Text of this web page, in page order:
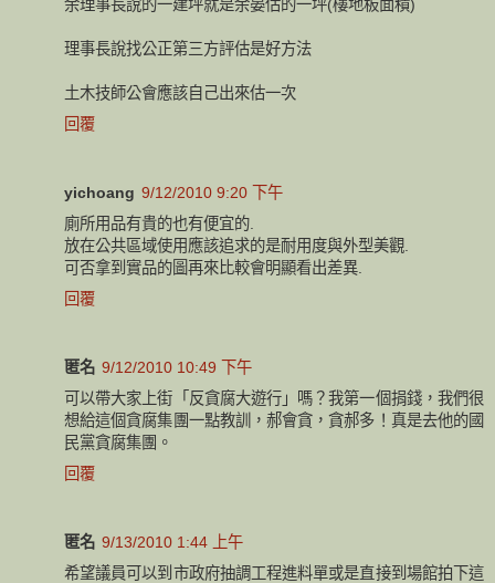
余理事長說的一建坪就是余晏估的一坪(樓地板面積)
理事長說找公正第三方評估是好方法
土木技師公會應該自己出來估一次
回覆
yichoang 9/12/2010 9:20 下午
廁所用品有貴的也有便宜的.
放在公共區域使用應該追求的是耐用度與外型美觀.
可否拿到實品的圖再來比較會明顯看出差異.
回覆
匿名 9/12/2010 10:49 下午
可以帶大家上街「反貪腐大遊行」嗎？我第一個捐錢，我們很
想給這個貪腐集團一點教訓，郝會貪，貪郝多！真是去他的國
民黨貪腐集團。
回覆
匿名 9/13/2010 1:44 上午
希望議員可以到市政府抽調工程進料單或是直接到場館拍下這